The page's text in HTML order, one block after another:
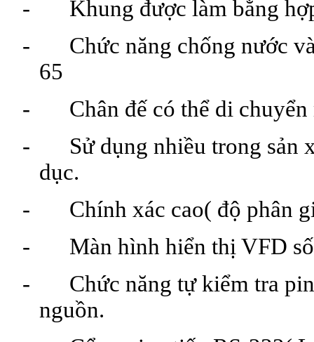
- Khung được làm bằng hợp
- Chức năng chống nước và
65
-
Chân đế có thể di
- Sử dụng nhiều trong sản
dục.
-
Chính xác cao( độ phân
-
Màn hình hiển thị VFD
- Chức năng tự kiểm tra
nguồn.